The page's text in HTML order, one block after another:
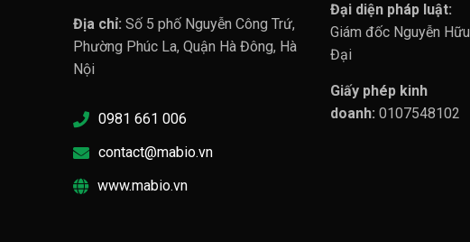
Địa chỉ: Số 5 phố Nguyễn Công Trứ,
Phường Phúc La, Quận Hà Đông, Hà
Nội
0981 661 006
contact@mabio.vn
www.mabio.vn
Đại diện pháp luật:
Giám đốc Nguyễn Hữu
Đại
Giấy phép kinh
doanh: 0107548102